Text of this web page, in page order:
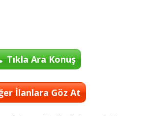
Tıkla Ara Konuş
İlanlara Göz At